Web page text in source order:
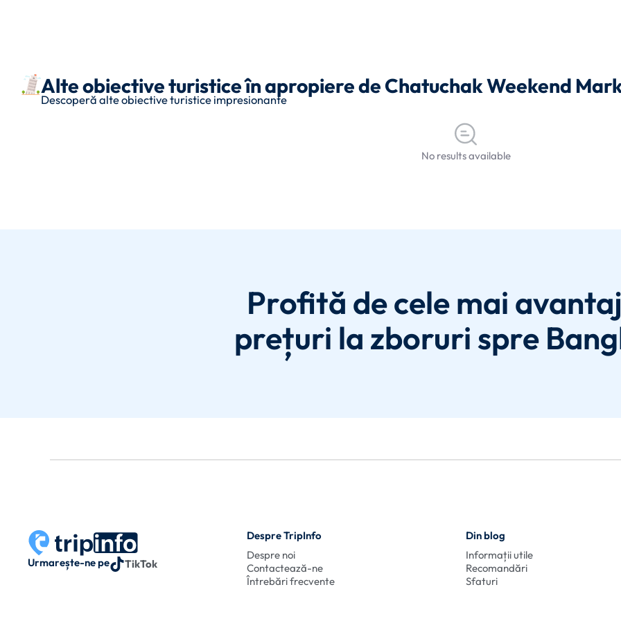
Alte obiective turistice în apropiere de Chatuchak Weekend
Descoperă alte obiective turistice impresionante
No results available
Profită de cele mai
prețuri la zboruri spre
Urmarește-ne pe TikTok
Despre TripInfo
Despre noi
Contactează-ne
Întrebări frecvente
Din blog
Informații utile
Recomandări
Sfaturi